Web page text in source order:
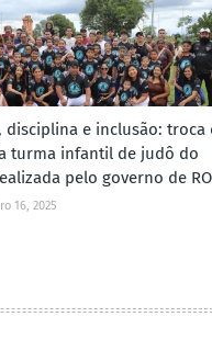
disciplina e inclusão: troca
turma infantil de judô do
pelo governo de RO
16, 2025